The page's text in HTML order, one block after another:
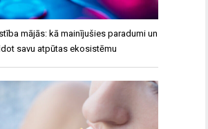
mājās: kā mainījušies paradumi un
savu atpūtas ekosistēmu